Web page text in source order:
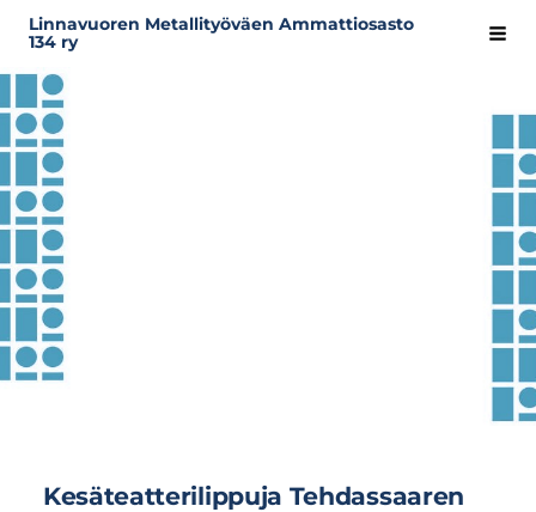
Siirry
sivun
sisältöön
Linnavuoren Metallityöväen Ammattiosasto
134 ry
Kesäteatterilippuja Tehdassaaren